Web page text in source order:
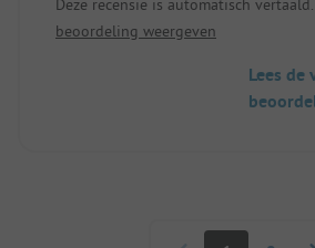
beoordeling weergeven
Lees de